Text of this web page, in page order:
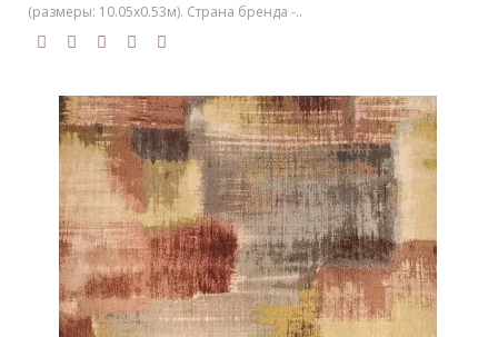
(размеры: 10.05х0.53м). Страна бренда -..